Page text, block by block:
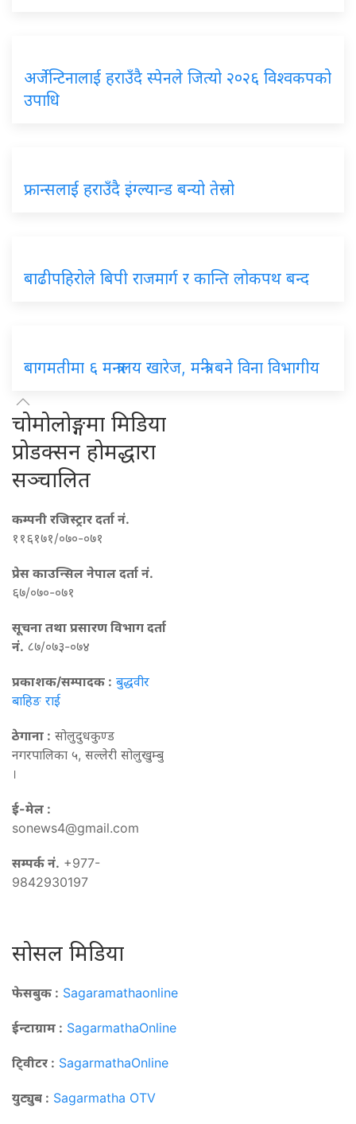
अर्जेन्टिनालाई हराउँदै स्पेनले जित्यो २०२६ विश्वकपको
उपाधि
फ्रान्सलाई हराउँदै इंग्ल्यान्ड बन्यो तेस्रो
बाढीपहिरोले बिपी राजमार्ग र कान्ति लोकपथ बन्द
बागमतीमा ६ मन्त्रालय खारेज, मन्त्री बने विना विभागीय
चोमोलोङ्गमा मिडिया
प्रोडक्सन होमद्धारा
सञ्चालित
कम्पनी रजिस्ट्रार दर्ता नं.
११६१७१/०७०-०७१
प्रेस काउन्सिल नेपाल दर्ता नं.
६७/०७०-०७१
सूचना तथा प्रसारण विभाग दर्ता
नं. ८७/०७३-०७४
प्रकाशक/सम्पादक : बुद्धवीर
बाहिङ राई
ठेगाना : सोलुदुधकुण्ड
नगरपालिका ५, सल्लेरी सोलुखुम्बु
।
ई-मेल :
sonews4@gmail.com
सम्पर्क नं. +977-
9842930197
सोसल मिडिया
फेसबुक : Sagaramathaonline
ईन्टाग्राम : SagarmathaOnline
टि्वीटर : SagarmathaOnline
युट्युब : Sagarmatha OTV